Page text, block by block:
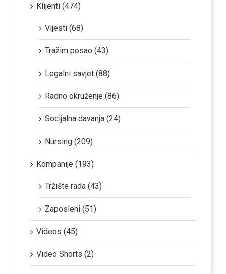
Klijenti (474)
Vijesti (68)
Tražim posao (43)
Legalni savjet (88)
Radno okruženje (86)
Socijalna davanja (24)
Nursing (209)
Kompanije (193)
Tržište rada (43)
Zaposleni (51)
Videos (45)
Video Shorts (2)